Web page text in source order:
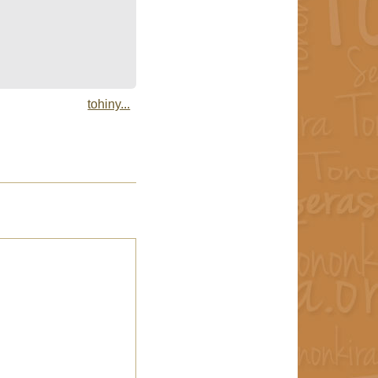
tohiny...